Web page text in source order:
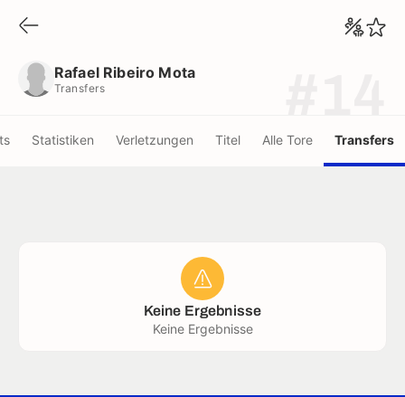
Rafael Ribeiro Mota
Transfers
Statistiken Verletzungen Titel Alle Tore Transfers
Keine Ergebnisse
Keine Ergebnisse